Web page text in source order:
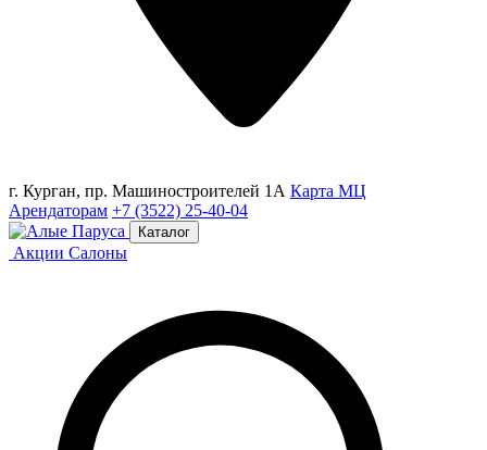
г. Курган, пр. Машиностроителей 1А Карта МЦ
Арендаторам +7 (3522) 25-40-04
Каталог
Акции Салоны